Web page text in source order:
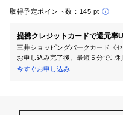
取得予定ポイント数： 145 pt
提携クレジットカードで還元率
三井ショッピングパークカード《
お申し込み完了後、最短５分でご利
今すぐお申し込み